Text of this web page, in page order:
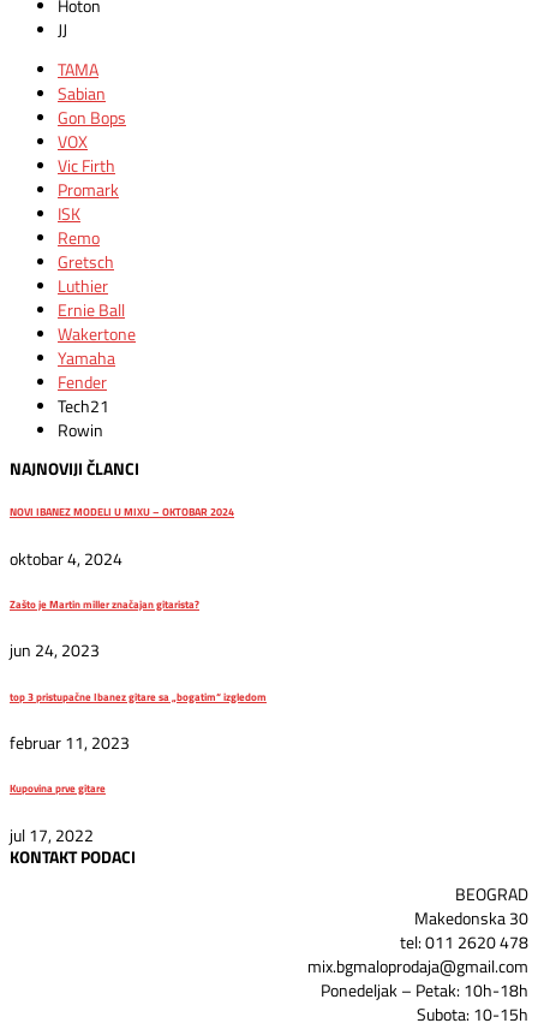
Hoton
JJ
TAMA
Sabian
Gon Bops
VOX
Vic Firth
Promark
ISK
Remo
Gretsch
Luthier
Ernie Ball
Wakertone
Yamaha
Fender
Tech21
Rowin
NAJNOVIJI ČLANCI
NOVI IBANEZ MODELI U MIXU – OKTOBAR 2024
oktobar 4, 2024
Zašto je Martin miller značajan gitarista?
jun 24, 2023
top 3 pristupačne Ibanez gitare sa „bogatim“ izgledom
februar 11, 2023
Kupovina prve gitare
jul 17, 2022
KONTAKT PODACI
BEOGRAD
Makedonska 30
tel: 011 2620 478
mix.bgmaloprodaja@gmail.com
Ponedeljak – Petak: 10h-18h
Subota: 10-15h